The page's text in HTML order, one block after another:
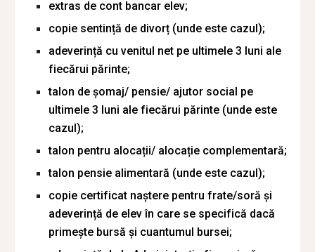
extras de cont bancar elev;
copie sentință de divorț (unde este cazul);
adeverință cu venitul net pe ultimele 3 luni ale
fiecărui părinte;
talon de șomaj/ pensie/ ajutor social pe
ultimele 3 luni ale fiecărui părinte (unde este
cazul);
talon pentru alocații/ alocație complementară;
talon pensie alimentară (unde este cazul);
copie certificat naștere pentru frate/soră și
adeverință de elev în care se specifică dacă
primește bursă și cuantumul bursei;